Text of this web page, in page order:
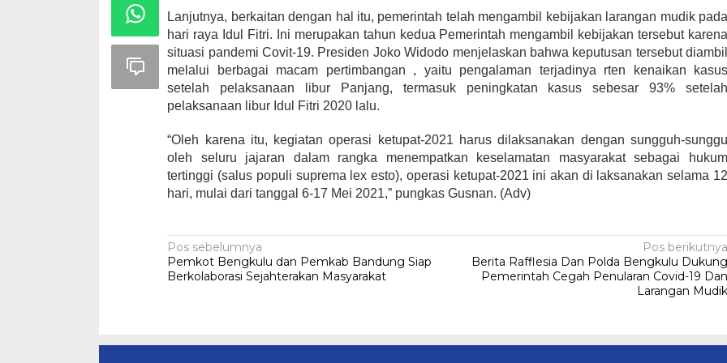
Lanjutnya, berkaitan dengan hal itu, pemerintah telah mengambil kebijakan larangan mudik pada
hari raya Idul Fitri. Ini merupakan tahun kedua Pemerintah mengambil kebijakan tersebut karena
situasi pandemi Covit-19. Presiden Joko Widodo menjelaskan bahwa keputusan tersebut diambil
melalui berbagai macam pertimbangan , yaitu pengalaman terjadinya rten kenaikan kasus
setelah pelaksanaan libur Panjang, termasuk peningkatan kasus sebesar 93% setelah
pelaksanaan libur Idul Fitri 2020 lalu.
“Oleh karena itu, kegiatan operasi ketupat-2021 harus dilaksanakan dengan sungguh-sunggu
oleh seluru jajaran dalam rangka menempatkan keselamatan masyarakat sebagai hukum
tertinggi (salus populi suprema lex esto), operasi ketupat-2021 ini akan di laksanakan selama 12
hari, mulai dari tanggal 6-17 Mei 2021,” pungkas Gusnan. (Adv)
Navigasi
pos
Pos sebelumnya
Pemkot Bengkulu dan Pemkab Bandung Siap
Berkolaborasi Sejahterakan Masyarakat
Pos berikutnya
Berita Rafflesia Dan Polda Bengkulu Dukung
Pemerintah Cegah Penularan Covid-19 Dan
Larangan Mudik